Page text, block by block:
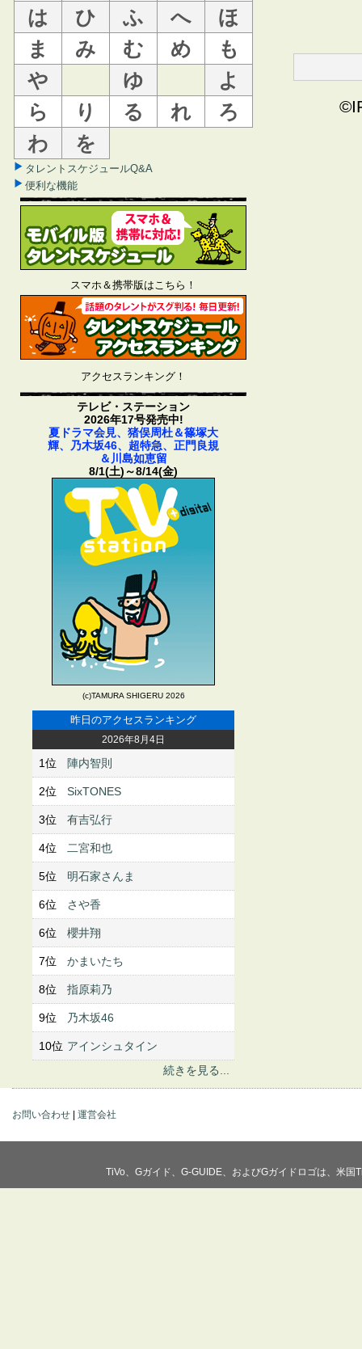
は
ひ ふ へ
ほ
ま
み む め
も
や
ゆ
よ
ら
り る れ
ろ
わ
を
タレントスケジュールQ&A
便利な機能
スマホ＆携帯版はこちら！
アクセスランキング！
テレビ・ステーション
2026年17号発売中!
夏ドラマ会見、猪俣周杜＆篠塚大
輝、乃木坂46、超特急、正門良規
＆川島如恵留
8/1(土)～8/14(金)
(c)TAMURA SHIGERU 2026
昨日のアクセスランキング
2026年8月4日
1位 陣内智則
2位 SixTONES
3位 有吉弘行
4位 二宮和也
5位 明石家さんま
6位 さや香
6位 櫻井翔
7位 かまいたち
8位 指原莉乃
9位 乃木坂46
10位 アインシュタイン
続きを見る...
お問い合わせ 運営会社
TiVo、Gガイド、G-GUIDE、およびGガイドロゴは、米